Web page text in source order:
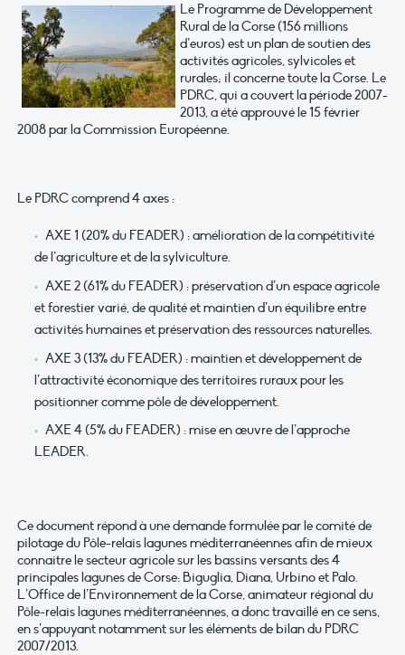
Le Programme de Développement
Rural de la Corse (156 millions
d’euros) est un plan de soutien des
activités agricoles, sylvicoles et
rurales; il concerne toute la Corse. Le
PDRC, qui a couvert la période 2007-
2013, a été approuvé le 15 février
2008 par la Commission Européenne.
Le PDRC comprend 4 axes :
AXE 1 (20% du FEADER) : amélioration de la compétitivité
de l’agriculture et de la sylviculture.
AXE 2 (61% du FEADER) : préservation d’un espace agricole
et forestier varié, de qualité et maintien d’un équilibre entre
activités humaines et préservation des ressources naturelles.
AXE 3 (13% du FEADER) : maintien et développement de
l’attractivité économique des territoires ruraux pour les
positionner comme pôle de développement.
AXE 4 (5% du FEADER) : mise en œuvre de l’approche
LEADER.
Ce document répond à une demande formulée par le comité de
pilotage du Pôle-relais lagunes méditerranéennes afin de mieux
connaitre le secteur agricole sur les bassins versants des 4
principales lagunes de Corse: Biguglia, Diana, Urbino et Palo.
L’Office de l’Environnement de la Corse, animateur régional du
Pôle-relais lagunes méditerranéennes, a donc travaillé en ce sens,
en s’appuyant notamment sur les éléments de bilan du PDRC
2007/2013.